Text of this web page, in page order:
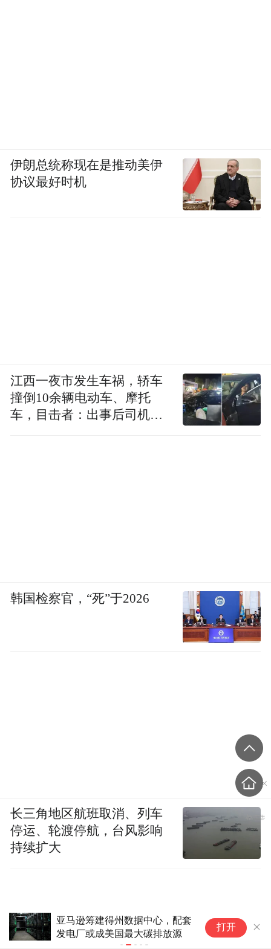
亚马逊筹建得州数据中心，配套
发电厂或成美国最大碳排放源
打开
伊朗总统称现在是推动美伊
协议最好时机
江西一夜市发生车祸，轿车
撞倒10余辆电动车、摩托
车，目击者：出事后司机一
韩国检察官，“死”于2026
长三角地区航班取消、列车
停运、轮渡停航，台风影响
持续扩大